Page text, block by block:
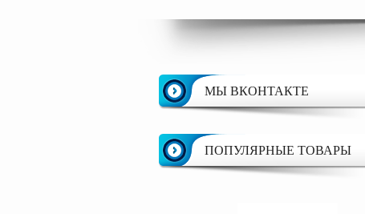
МЫ ВКОНТАКТЕ
ПОПУЛЯРНЫЕ ТОВАРЫ